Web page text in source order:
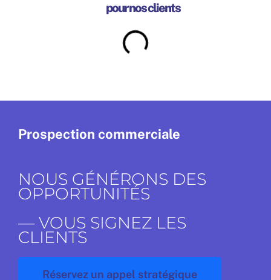
pour nos clients
Prospection commerciale
NOUS GÉNÉRONS DES
OPPORTUNITÉS
— VOUS SIGNEZ LES
CLIENTS
Réservez un appel stratégique